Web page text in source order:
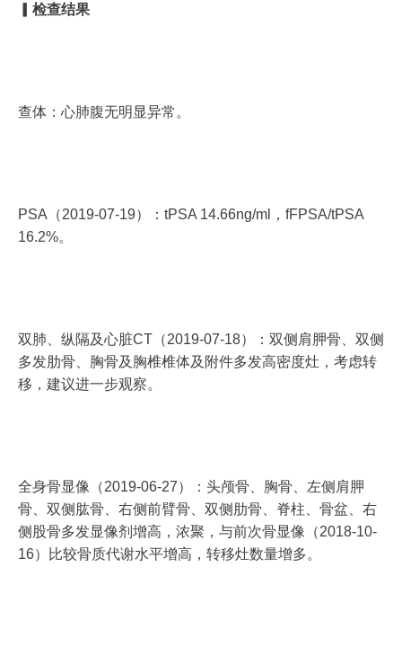
检查结果
查体：心肺腹无明显异常。
PSA（2019-07-19）：tPSA 14.66ng/ml，fFPSA/tPSA
16.2%。
双肺、纵隔及心脏CT（2019-07-18）：双侧肩胛骨、双侧
多发肋骨、胸骨及胸椎椎体及附件多发高密度灶，考虑转
移，建议进一步观察。
全身骨显像（2019-06-27）：头颅骨、胸骨、左侧肩胛
骨、双侧肱骨、右侧前臂骨、双侧肋骨、脊柱、骨盆、右
侧股骨多发显像剂增高，浓聚，与前次骨显像（2018-10-
16）比较骨质代谢水平增高，转移灶数量增多。